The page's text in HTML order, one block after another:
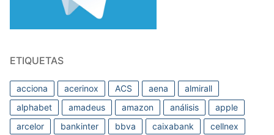
ETIQUETAS
acciona acerinox ACS aena
almirall
alphabet
amadeus amazon análisis
apple
arcelor
bankinter bbva caixabank
cellnex